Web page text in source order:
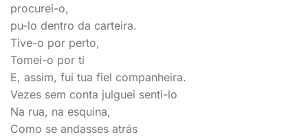
procurei-o,
pu-lo dentro da carteira.
Tive-o por perto,
Tomei-o por ti
E, assim, fui tua fiel companheira.
Vezes sem conta julguei senti-lo
Na rua, na esquina,
Como se andasses atrás